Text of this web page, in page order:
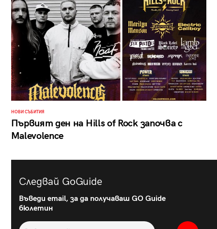
НОВИ СЪБИТИЯ
Първият ден на Hills of Rock започва с
Malevolence
Следвай GoGuide
Въведи email, за да получаваш GO Guide
бюлетин